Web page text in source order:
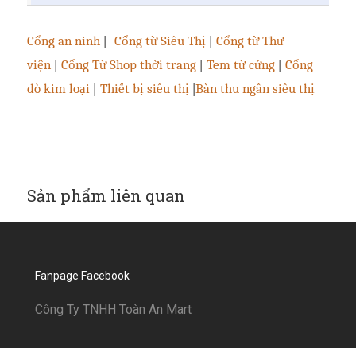
Cổng an ninh | Cổng từ Siêu Thị | Cổng từ Thư
viện | Cổng Từ Shop thời trang | Tem từ cứng | Cổng
dò kim loại | Thiết bị siêu thị |Bàn thu ngân siêu thị
Sản phẩm liên quan
Fanpage Facebook
Công Ty TNHH Toàn An Mart